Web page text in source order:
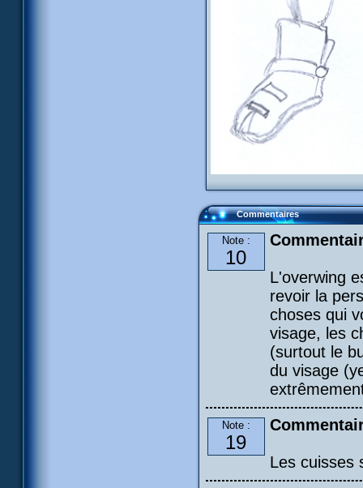
Commentaires
Note :
10
L'overwing
revoir la
choses qui
visage, les
(surtout le
du visage
Note :
19
Les cuisses